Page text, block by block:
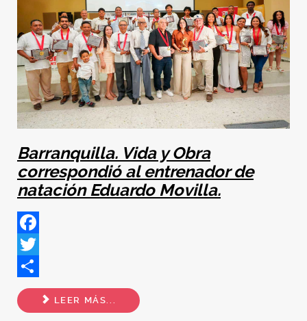
Barranquilla. Vida y Obra
correspondió al entrenador de
natación Eduardo Movilla.
Facebook
Twitter
Share
LEER MÁS...